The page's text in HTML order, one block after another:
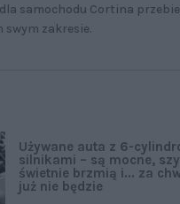
samochodu Cortina
swym zakresie.
Używane auta z 6-
silnikami – są mocne,
świetnie brzmią i... za
już nie będzie